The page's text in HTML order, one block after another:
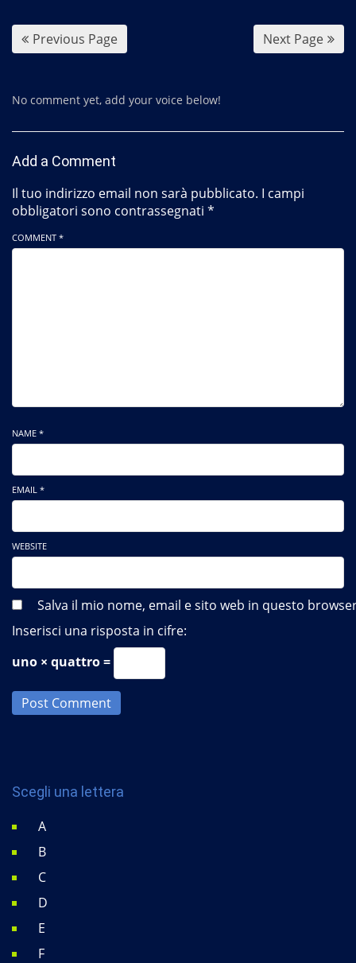
o
k
Previous Page Next Page
No comment yet, add your voice below!
Add a Comment
Il tuo indirizzo email non sarà pubblicato. I campi
obbligatori sono contrassegnati *
COMMENT *
NAME *
EMAIL *
WEBSITE
Salva il mio nome, email e sito web in questo
Inserisci una risposta in cifre:
uno × quattro =
Post Comment
Scegli una lettera
A
B
C
D
E
F